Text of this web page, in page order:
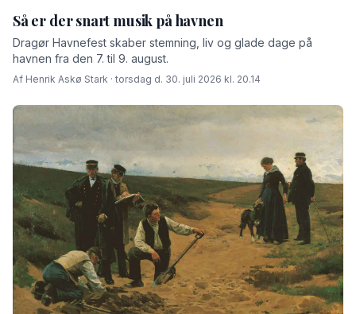
Så er der snart musik på havnen
Dragør Havnefest skaber stemning, liv og glade dage på
havnen fra den 7. til 9. august.
Af Henrik Askø Stark · torsdag d. 30. juli 2026 kl. 20.14